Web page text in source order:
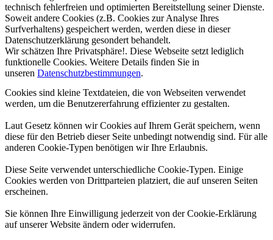
technisch fehlerfreien und optimierten Bereitstellung seiner Dienste.
Soweit andere Cookies (z.B. Cookies zur Analyse Ihres
Surfverhaltens) gespeichert werden, werden diese in dieser
Datenschutzerklärung gesondert behandelt.
Wir schätzen Ihre Privatsphäre!. Diese Webseite setzt lediglich
funktionelle Cookies. Weitere Details finden Sie in
unseren Datenschutzbestimmungen.
Cookies sind kleine Textdateien, die von Webseiten verwendet
werden, um die Benutzererfahrung effizienter zu gestalten.
Laut Gesetz können wir Cookies auf Ihrem Gerät speichern, wenn
diese für den Betrieb dieser Seite unbedingt notwendig sind. Für alle
anderen Cookie-Typen benötigen wir Ihre Erlaubnis.
Diese Seite verwendet unterschiedliche Cookie-Typen. Einige
Cookies werden von Drittparteien platziert, die auf unseren Seiten
erscheinen.
Sie können Ihre Einwilligung jederzeit von der Cookie-Erklärung
auf unserer Website ändern oder widerrufen.